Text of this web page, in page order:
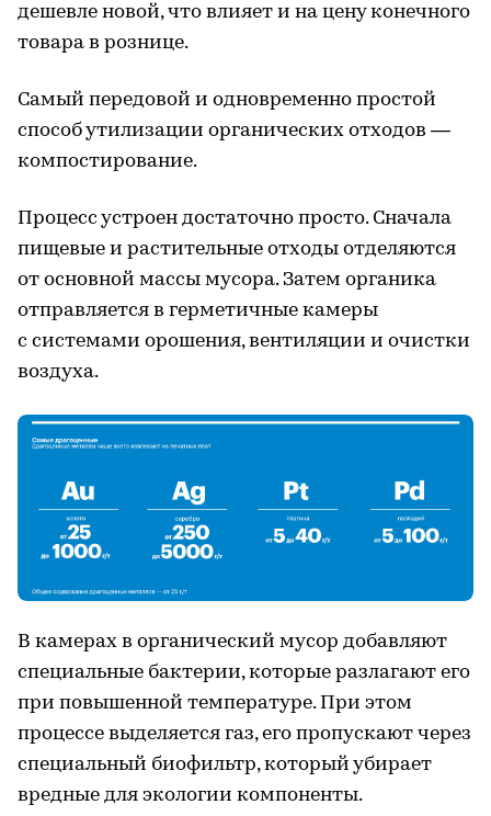
дешевле новой, что влияет и на цену конечного
товара в рознице.
Самый передовой и одновременно простой
способ утилизации органических отходов —
компостирование.
Процесс устроен достаточно просто. Сначала
пищевые и растительные отходы отделяются
от основной массы мусора. Затем органика
отправляется в герметичные камеры
с системами орошения, вентиляции и очистки
воздуха.
В камерах в органический мусор добавляют
специальные бактерии, которые разлагают его
при повышенной температуре. При этом
процессе выделяется газ, его пропускают через
специальный биофильтр, который убирает
вредные для экологии компоненты.